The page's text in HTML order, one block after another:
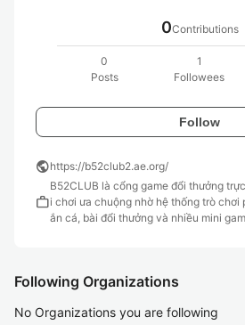
0Contributions
0
Posts
1
Followees
Follow
publichttps://b52club2.ae.org/
work
B52CLUB là cổng game đổi thưởng
i chơi ưa chuộng nhờ hệ thống trò chơi
ắn cá, bài đổi thưởng và nhiều mini
Following Organizations
No Organizations you are following